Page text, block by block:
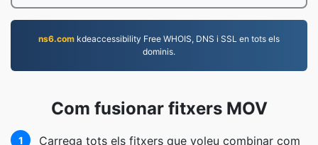
ns6.com kdeaccessibility Free WHOIS, DNS i SSL en tots els
dominis.
Com fusionar fitxers MOV
1
Carrega tots els fitxers que voleu combinar com